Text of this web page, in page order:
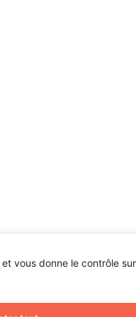
vous donne le contrôle